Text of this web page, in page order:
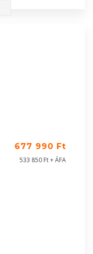
677 990 Ft
533 850 Ft + ÁFA